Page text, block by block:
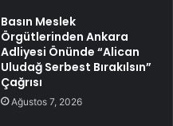
Basın Meslek
Örgütlerinden Ankara
Adliyesi Önünde “Alican
Uludağ Serbest Bırakılsın”
Çağrısı
Ağustos 7, 2026